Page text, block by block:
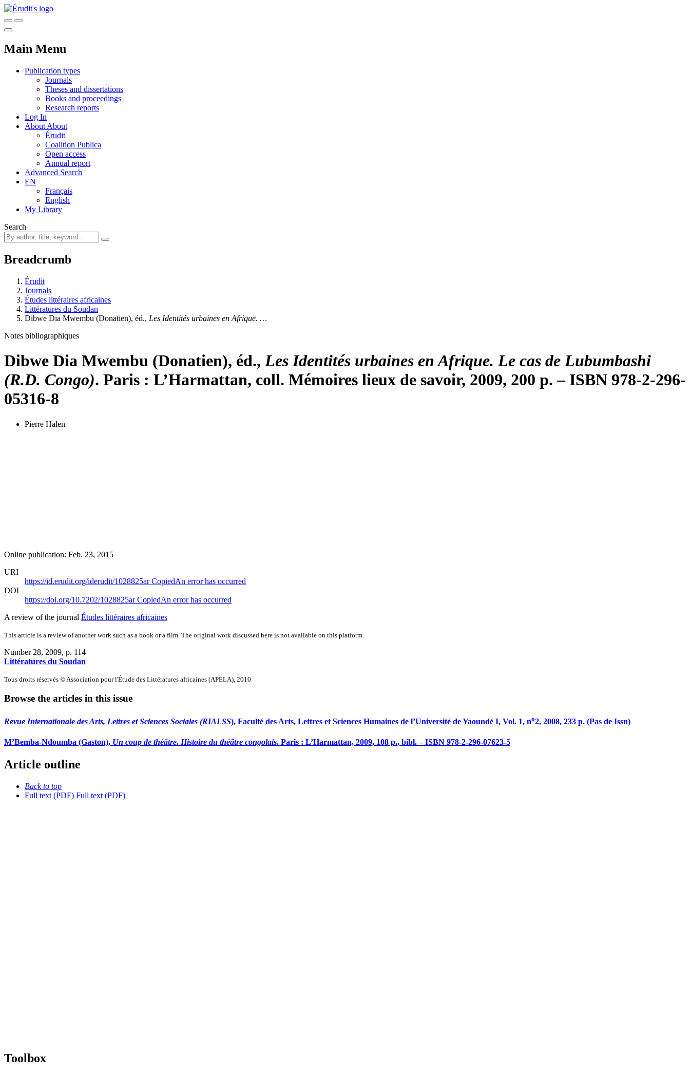
Main Menu
Publication types
Journals
Theses and dissertations
Books and proceedings
Research reports
Log In
About About
Érudit
Coalition Publica
Open access
Annual report
Advanced Search
EN
Français
English
My Library
Search
Breadcrumb
Érudit
Journals
Études littéraires africaines
Littératures du Soudan
Dibwe Dia Mwembu (Donatien), éd., Les Identités urbaines en Afrique. …
Notes bibliographiques
Dibwe Dia Mwembu (Donatien), éd., Les Identités urbaines en Afrique. Le cas de Lubumbashi
(R.D. Congo). Paris : L’Harmattan, coll. Mémoires lieux de savoir, 2009, 200 p. – ISBN 978-2-296-
05316-8
Pierre Halen
Online publication: Feb. 23, 2015
URI
https://id.erudit.org/iderudit/1028825arCopiedAn error has occurred
DOI
https://doi.org/10.7202/1028825arCopiedAn error has occurred
A review of the journal Études littéraires africaines
This article is a review of another work such as a book or a film. The original work discussed here is not available on this platform.
Number 28, 2009, p. 114
Littératures du Soudan
Tous droits réservés © Association pour l'Étude des Littératures africaines (APELA), 2010
Browse the articles in this issue
Revue Internationale des Arts, Lettres et Sciences Sociales (RIALSS), Faculté des Arts, Lettres et Sciences Humaines de l’Université de Yaoundé I, Vol. 1, no2, 2008, 233 p. (Pas de Issn)
M’Bemba-Ndoumba (Gaston), Un coup de théâtre. Histoire du théâtre congolais. Paris : L’Harmattan, 2009, 108 p., bibl. – ISBN 978-2-296-07623-5
Article outline
Back to top
Full text (PDF) Full text (PDF)
Toolbox